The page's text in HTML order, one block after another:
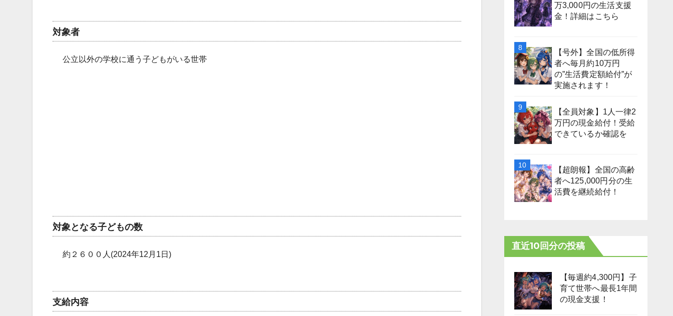
対象者
公立以外の学校に通う子どもがいる世帯
対象となる子どもの数
約２６００人(2024年12月1日)
支給内容
万3,000円の生活支援
金！詳細はこちら
【号外】全国の低所得
者へ毎月約10万円
の”生活費定額給付”が
実施されます！
【全員対象】1人一律2
万円の現金給付！受給
できているか確認を
【超朗報】全国の高齢
者へ125,000円分の生
活費を継続給付！
直近10回分の投稿
【毎週約4,300円】子
育て世帯へ最長1年間
の現金支援！